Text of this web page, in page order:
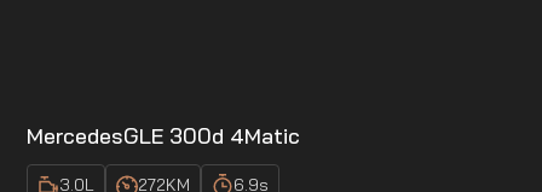
MercedesGLE 300d 4Matic
3.0L 272KM 6.9s